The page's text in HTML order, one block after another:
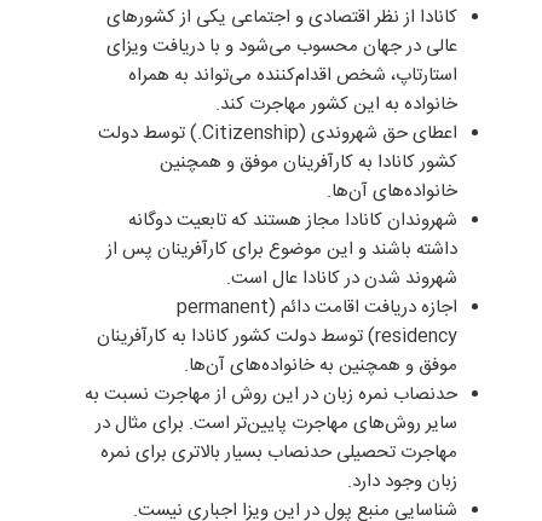
کانادا از نظر اقتصادی و اجتماعی یکی از کشورهای
عالی در جهان محسوب می‌شود و با دریافت ویزای
استارتاپ، شخص اقدام‌کننده می‌تواند به همراه
خانواده به این کشور مهاجرت کند.
اعطای حق شهروندی (Citizenship.) توسط دولت
کشور کانادا به کارآفرینان موفق و همچنین
خانواده‌های آن‌ها.
شهروندان کانادا مجاز هستند که تابعیت دوگانه
داشته باشند و این موضوع برای کارآفرینان پس از
شهروند شدن در کانادا عال است.
اجازه دریافت اقامت دائم (permanent
residency) توسط دولت کشور کانادا به کارآفرینان
موفق و همچنین به خانواده‌های آن‌ها.
حدنصاب نمره زبان در این روش از مهاجرت نسبت به
سایر روش‌های مهاجرت پایین‌تر است. برای مثال در
مهاجرت تحصیلی حدنصاب بسیار بالاتری برای نمره
زبان وجود دارد.
شناسایی منبع پول در این ویزا اجباری نیست.